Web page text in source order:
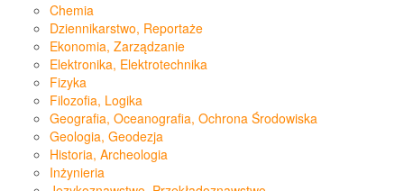
Chemia
Dziennikarstwo, Reportaże
Ekonomia, Zarządzanie
Elektronika, Elektrotechnika
Fizyka
Filozofia, Logika
Geografia, Oceanografia, Ochrona Środowiska
Geologia, Geodezja
Historia, Archeologia
Inżynieria